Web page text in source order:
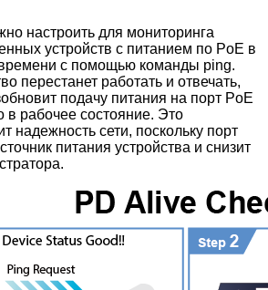
настроить для мониторинга
устройств с питанием по PoE в
с помощью команды ping.
перестанет работать и отвечать,
подачу питания на порт PoE
в рабочее состояние. Это
надежность сети, поскольку порт
питания устройства и снизит